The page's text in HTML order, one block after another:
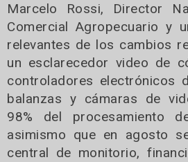
Marcelo Rossi, Director
Comercial Agropecuario y
relevantes de los cambios
un esclarecedor video de
controladores electrónicos
balanzas y cámaras de
98% del procesamiento
asimismo que en agosto
central de monitorio,